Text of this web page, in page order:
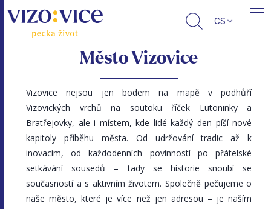
CS
Město Vizovice
Vizovice nejsou jen bodem na mapě v podhůří
Vizovických vrchů na soutoku říček Lutoninky a
Bratřejovky, ale i místem, kde lidé každý den píší nové
kapitoly příběhu města. Od udržování tradic až k
inovacím, od každodenních povinností po přátelské
setkávání sousedů – tady se historie snoubí se
současností a s aktivním životem. Společně pečujeme o
naše město, které je více než jen adresou – je naším